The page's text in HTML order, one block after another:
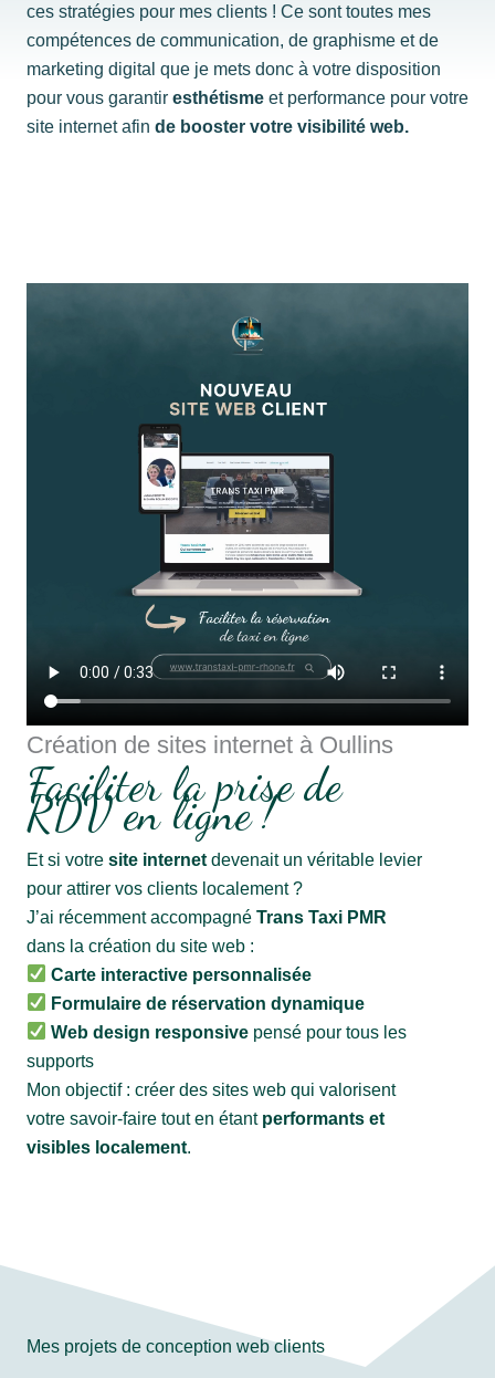
ces stratégies pour mes clients ! Ce sont toutes mes
compétences de communication, de graphisme et de
marketing digital que je mets donc à votre disposition
pour vous garantir esthétisme et performance pour votre
site internet afin de booster votre visibilité web.
Création de sites internet à Oullins
Faciliter la prise de
RDV en ligne !
Et si votre site internet devenait un véritable levier
pour attirer vos clients localement ?
J’ai récemment accompagné Trans Taxi PMR
dans la création du site web :
Carte interactive personnalisée
Formulaire de réservation dynamique
Web design responsive pensé pour tous les
supports
Mon objectif : créer des sites web qui valorisent
votre savoir-faire tout en étant performants et
visibles localement.
Mes projets de conception web clients